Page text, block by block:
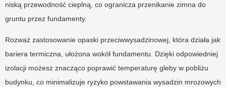
niską przewodność cieplną, co ogranicza przenikanie zimna do
gruntu przez fundamenty.
Rozważ zastosowanie opaski przeciwwysadzinowej, która działa jak
bariera termiczna, ułożona wokół fundamentu. Dzięki odpowiedniej
izolacji możesz znacząco poprawić temperaturę gleby w pobliżu
budynku, co minimalizuje ryzyko powstawania wysadzin mrozowych